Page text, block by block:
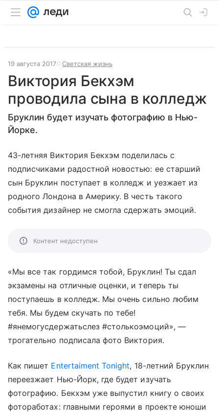
19 августа 2017 Светская жизнь
Виктория Бекхэм
проводила сына в колледж
Бруклин будет изучать фотографию в Нью-
Йорке.
43-летняя Виктория Бекхэм поделилась с
подписчиками радостной новостью: ее старший
сын Бруклин поступает в колледж и уезжает из
родного Лондона в Америку. В честь такого
события дизайнер не смогла сдержать эмоций.
Контент недоступен
«Мы все так гордимся тобой, Бруклин! Ты сдал
экзамены на отличные оценки, и теперь ты
поступаешь в колледж. Мы очень сильно любим
тебя. Мы будем скучать по тебе!
#янемогусдержатьслез #столькоэмоций», —
трогательно подписала фото Виктория.
Как пишет Entertaiment Tonight, 18-летний Бруклин
переезжает Нью-Йорк, где будет изучать
фотографию. Бекхэм уже выпустил книгу о своих
фотоработах: главными героями в проекте юноши